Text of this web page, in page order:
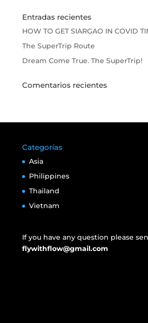
Entradas recientes
HOW TO GET SIARGAO IN COVID
The SuperTrip Route
Dream Come True. The SuperTrip!
Comentarios recientes
Categorías
Asia
Philippines
Thailand
Vietnam
If you have any question please
flywithflow@gmail.com